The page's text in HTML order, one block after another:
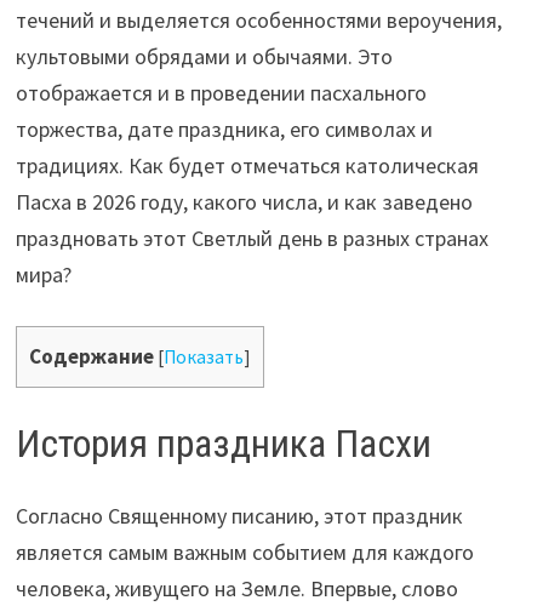
течений и выделяется особенностями вероучения,
культовыми обрядами и обычаями. Это
отображается и в проведении пасхального
торжества, дате праздника, его символах и
традициях. Как будет отмечаться католическая
Пасха в 2026 году, какого числа, и как заведено
праздновать этот Светлый день в разных странах
мира?
Содержание [Показать]
История праздника Пасхи
Согласно Священному писанию, этот праздник
является самым важным событием для каждого
человека, живущего на Земле. Впервые, слово